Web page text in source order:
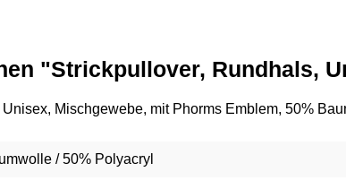
"Strickpullover, Rundhals,
Mischgewebe, mit Phorms Emblem, 50%
/ 50% Polyacryl